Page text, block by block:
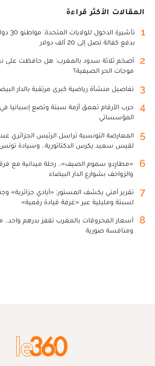
المقالات الأكثر قراءة
1
تأشيرة
بدفع كفالة تصل إلى 20 ألف دولار
2
أضخم ثلاثة سدود بالمغرب: هل حافظت على
موجات الحر الصيفية؟
3 تفاصيل منشأة رياضية كبرى مرتقبة بالدار
4
حرب الأرقام تعمق أزمة سبتة وتضع إسبانيا
المؤسساتي
5
المعارضة التونسية تراسل الرئيس الجزائري
لقيس سعيد يكرس الدكتاتورية.. وسيادة
6
«مطارِدو سموم الصيف».. رحلة ميدانية مع
والزواحف بشوارع الدار البيضاء
7
تقرير أمني يكشف المستور: «أيادي جزائرية»
لسبتة ومليلية عبر «غرفة قيادة رقمية»
8
أسعار المحروقات بالمغرب تقفز بدرهم
ومنافسة صورية